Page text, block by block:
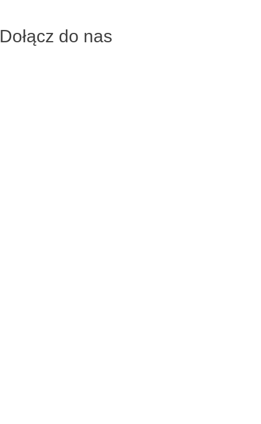
Dołącz do nas